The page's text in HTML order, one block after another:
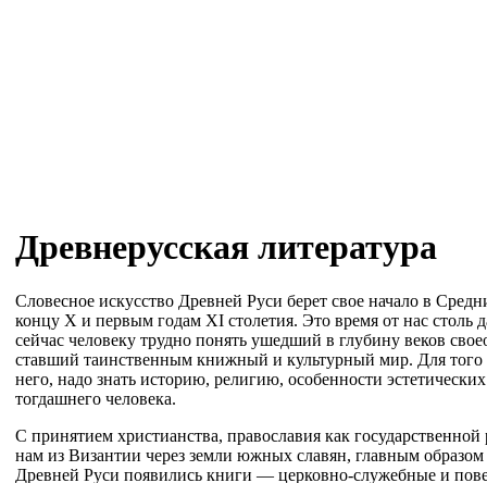
Древнерусская литература
Словесное искусство Древней Руси берет свое начало в
концу X и первым годам XI столетия. Это время от нас столь
сейчас человеку трудно понять ушедший в глубину веков
ставший таинственным книжный и культурный мир. Для того
него, надо знать историю, религию, особенности
тогдашнего человека.
С принятием христианства, православия как
нам из Византии через земли южных славян, главным
Древней Руси появились книги — церковно-служебные и